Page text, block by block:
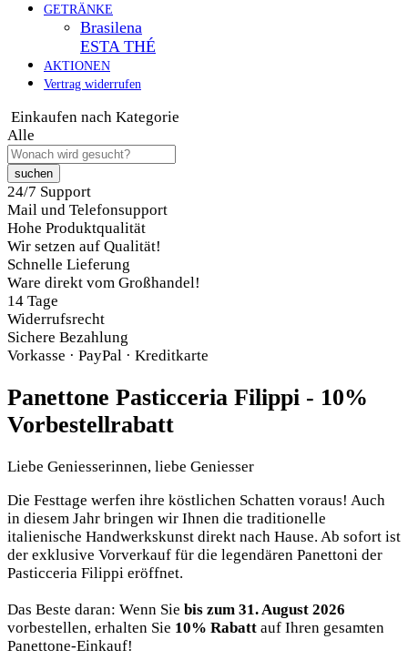
GETRÄNKE
Brasilena
ESTA THÉ
AKTIONEN
Vertrag widerrufen
Einkaufen nach Kategorie
Alle
suchen
24/7 Support
Mail und Telefonsupport
Hohe Produktqualität
Wir setzen auf Qualität!
Schnelle Lieferung
Ware direkt vom Großhandel!
14 Tage
Widerrufsrecht
Sichere Bezahlung
Vorkasse · PayPal · Kreditkarte
Panettone Pasticceria Filippi - 10%
Vorbestellrabatt
Liebe Geniesserinnen, liebe Geniesser
Die Festtage werfen ihre köstlichen Schatten voraus! Auch
in diesem Jahr bringen wir Ihnen die traditionelle
italienische Handwerkskunst direkt nach Hause. Ab sofort ist
der exklusive Vorverkauf für die legendären Panettoni der
Pasticceria Filippi eröffnet.
Das Beste daran: Wenn Sie bis zum 31. August 2026
vorbestellen, erhalten Sie 10% Rabatt auf Ihren gesamten
Panettone-Einkauf!